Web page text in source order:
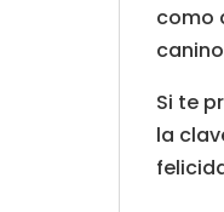
como
Si te
la